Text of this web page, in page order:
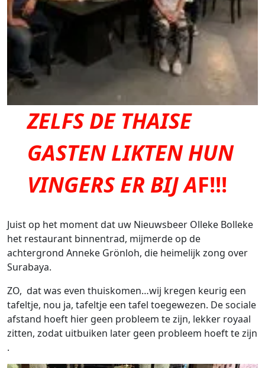
ZELFS DE THAISE
GASTEN LIKTEN HUN
VINGERS ER BIJAF!!!
Juist op het moment dat uw Nieuwsbeer Olleke Bolleke
het restaurant binnentrad, mijmerde op de
achtergrond Anneke Grönloh, die heimelijk zong over
Surabaya.
ZO, dat was even thuiskomen…wij kregen keurig een
tafeltje, nou ja, tafeltje een tafel toegewezen. De sociale
afstand hoeft hier geen probleem te zijn, lekker royaal
zitten, zodat uitbuiken later geen probleem hoeft te zijn
.